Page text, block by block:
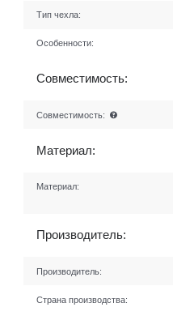
Тип чехла:
Особенности:
Совместимость:
Совместимость:
Материал:
Материал:
Производитель:
Производитель:
Страна производства: